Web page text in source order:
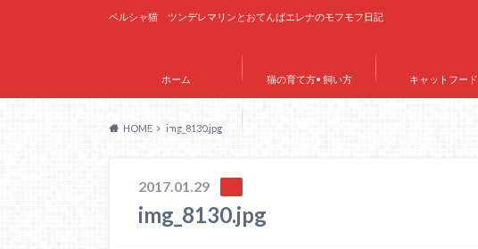
ペルシャ猫 ツンデレマリンとおてんばエレナのモフモフ日記
ホーム 猫の育て方• 飼い方 キャットフード
サイトマップ
HOME img_8130.jpg
2017.01.29
img_8130.jpg